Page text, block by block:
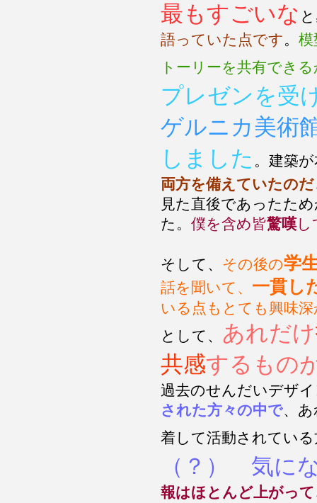
最もすごいな
語っていた点です。
トーリーを共有でき
プレゼンを受
ゲルニカ美術
しました 。建築
両方を備えていたのだ
見た直後であったた
た。 僕を含め皆驚嘆
そして、 その後の学
話を聞いて、 一貫し
いる点もとても興味
として、 あれだけ
共感するもの
過去のせんだいデザ
された方々の中で、
着して活動されてい
（？） 気に
報はほとんど上がっ